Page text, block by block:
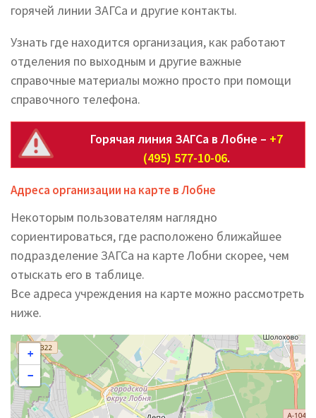
горячей линии ЗАГСа и другие контакты.
Узнать где находится организация, как работают
отделения по выходным и другие важные
справочные материалы можно просто при помощи
справочного телефона.
Горячая линия ЗАГСа в Лобне – +7
(495) 577-10-06.
Адреса организации на карте в Лобне
Некоторым пользователям наглядно
сориентироваться, где расположено ближайшее
подразделение ЗАГСа на карте Лобни скорее, чем
отыскать его в таблице.
Все адреса учреждения на карте можно рассмотреть
ниже.
+
−